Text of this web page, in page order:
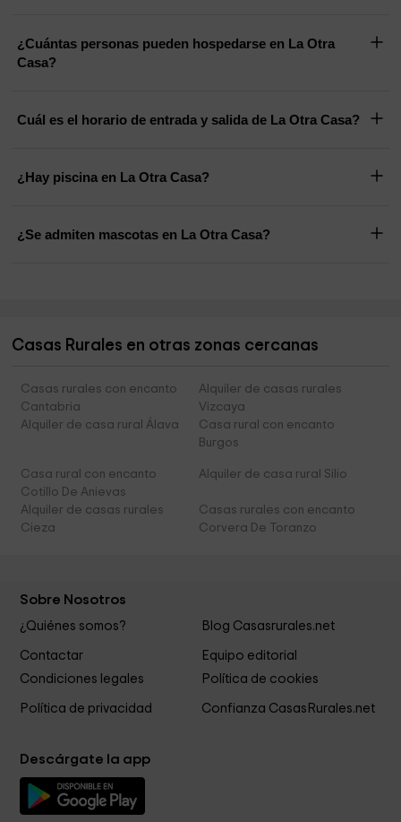
¿Cuántas personas pueden hospedarse en La Otra
Casa?
Cuál es el horario de entrada y salida de La Otra Casa?
¿Hay piscina en La Otra Casa?
¿Se admiten mascotas en La Otra Casa?
Casas Rurales en otras zonas cercanas
Casas rurales con encanto
Cantabria
Alquiler de casas rurales
Vizcaya
Alquiler de casa rural Álava
Casa rural con encanto
Burgos
Casa rural con encanto
Cotillo De Anievas
Alquiler de casa rural Silio
Alquiler de casas rurales
Cieza
Casas rurales con encanto
Corvera De Toranzo
Sobre Nosotros
¿Quiénes somos? Blog Casasrurales.net
Contactar
Equipo editorial
Condiciones legales
Política de cookies
Política de privacidad Confianza CasasRurales.net
Descárgate la app